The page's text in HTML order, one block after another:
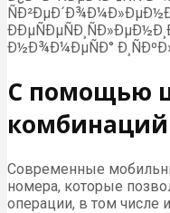
Ð½Ð¾Ð¼ÐµÑÐ°
С помощью
комбинаций
Современные
номера, которые
операции, в том числе